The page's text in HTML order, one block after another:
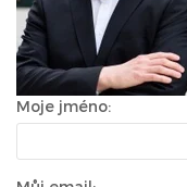
Moje jméno: